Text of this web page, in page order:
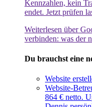
Kennzahlen, kein
endet. Jetzt prüfen
Weiterlesen über
verbinden: was der
Du brauchst eine
Website
Website-
864 € netto.